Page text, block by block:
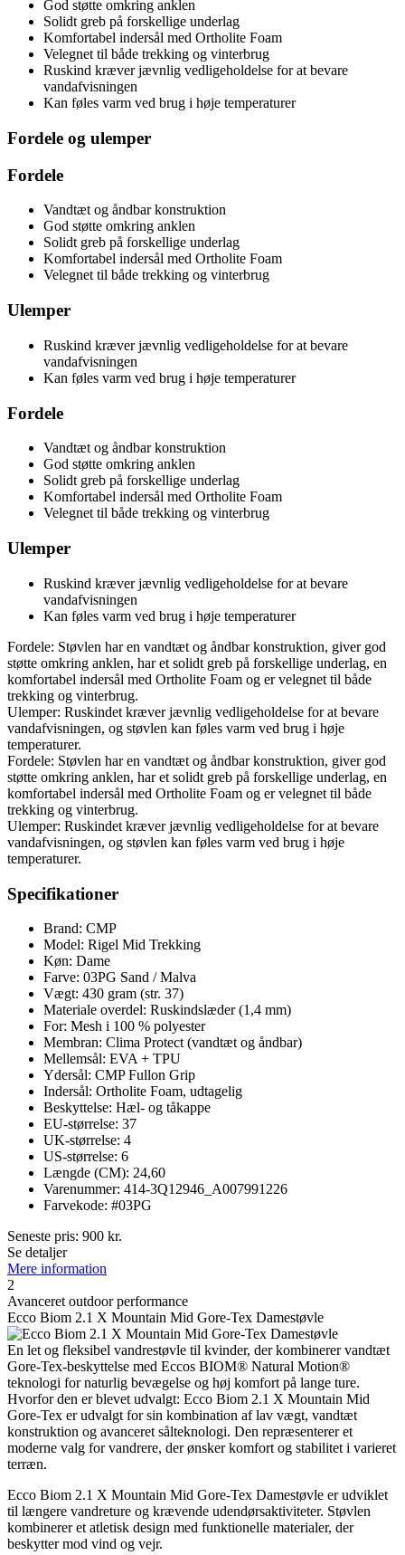
God støtte omkring anklen
Solidt greb på forskellige underlag
Komfortabel indersål med Ortholite Foam
Velegnet til både trekking og vinterbrug
Ruskind kræver jævnlig vedligeholdelse for at bevare
vandafvisningen
Kan føles varm ved brug i høje temperaturer
Fordele og ulemper
Fordele
Vandtæt og åndbar konstruktion
God støtte omkring anklen
Solidt greb på forskellige underlag
Komfortabel indersål med Ortholite Foam
Velegnet til både trekking og vinterbrug
Ulemper
Ruskind kræver jævnlig vedligeholdelse for at bevare
vandafvisningen
Kan føles varm ved brug i høje temperaturer
Fordele
Vandtæt og åndbar konstruktion
God støtte omkring anklen
Solidt greb på forskellige underlag
Komfortabel indersål med Ortholite Foam
Velegnet til både trekking og vinterbrug
Ulemper
Ruskind kræver jævnlig vedligeholdelse for at bevare
vandafvisningen
Kan føles varm ved brug i høje temperaturer
Fordele: Støvlen har en vandtæt og åndbar konstruktion, giver god
støtte omkring anklen, har et solidt greb på forskellige underlag, en
komfortabel indersål med Ortholite Foam og er velegnet til både
trekking og vinterbrug.
Ulemper: Ruskindet kræver jævnlig vedligeholdelse for at bevare
vandafvisningen, og støvlen kan føles varm ved brug i høje
temperaturer.
Fordele: Støvlen har en vandtæt og åndbar konstruktion, giver god
støtte omkring anklen, har et solidt greb på forskellige underlag, en
komfortabel indersål med Ortholite Foam og er velegnet til både
trekking og vinterbrug.
Ulemper: Ruskindet kræver jævnlig vedligeholdelse for at bevare
vandafvisningen, og støvlen kan føles varm ved brug i høje
temperaturer.
Specifikationer
Brand: CMP
Model: Rigel Mid Trekking
Køn: Dame
Farve: 03PG Sand / Malva
Vægt: 430 gram (str. 37)
Materiale overdel: Ruskindslæder (1,4 mm)
For: Mesh i 100 % polyester
Membran: Clima Protect (vandtæt og åndbar)
Mellemsål: EVA + TPU
Ydersål: CMP Fullon Grip
Indersål: Ortholite Foam, udtagelig
Beskyttelse: Hæl- og tåkappe
EU-størrelse: 37
UK-størrelse: 4
US-størrelse: 6
Længde (CM): 24,60
Varenummer: 414-3Q12946_A007991226
Farvekode: #03PG
Seneste pris: 900 kr.
Se detaljer
Mere information
2
Avanceret outdoor performance
Ecco Biom 2.1 X Mountain Mid Gore-Tex Damestøvle
En let og fleksibel vandrestøvle til kvinder, der kombinerer vandtæt
Gore-Tex-beskyttelse med Eccos BIOM® Natural Motion®
teknologi for naturlig bevægelse og høj komfort på lange ture.
Hvorfor den er blevet udvalgt: Ecco Biom 2.1 X Mountain Mid
Gore-Tex er udvalgt for sin kombination af lav vægt, vandtæt
konstruktion og avanceret sålteknologi. Den repræsenterer et
moderne valg for vandrere, der ønsker komfort og stabilitet i varieret
terræn.
Ecco Biom 2.1 X Mountain Mid Gore-Tex Damestøvle er udviklet
til længere vandreture og krævende udendørsaktiviteter. Støvlen
kombinerer et atletisk design med funktionelle materialer, der
beskytter mod vind og vejr.